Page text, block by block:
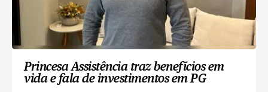
Princesa Assistência traz benefícios em
vida e fala de investimentos em PG